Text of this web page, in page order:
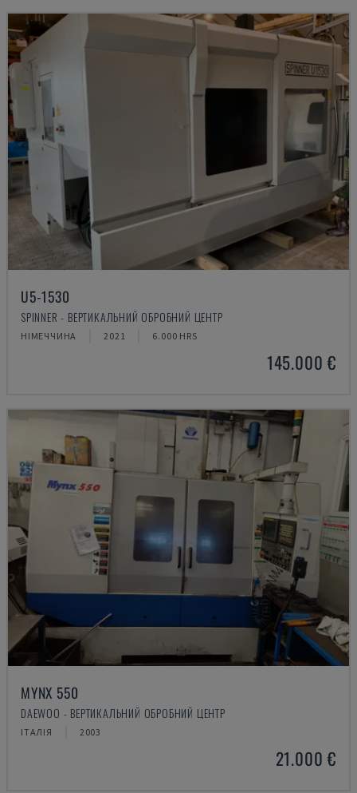
U5-1530
SPINNER - ВЕРТИКАЛЬНИЙ ОБРОБНИЙ ЦЕНТР
НІМЕЧЧИНА 2021 6.000 HRS
145.000 €
MYNX 550
DAEWOO - ВЕРТИКАЛЬНИЙ ОБРОБНИЙ ЦЕНТР
ІТАЛІЯ 2003
21.000 €